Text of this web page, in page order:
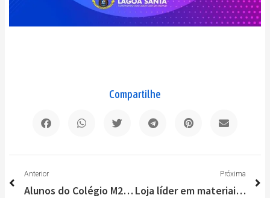
Compartilhe
Anterior
Alunos do Colégio M2 em Lagoa Santa faturam 46 medalhas na OBA
Próxima
Loja líder em materiais médicos e fisioterápicos é inaugurada em Lagoa Santa